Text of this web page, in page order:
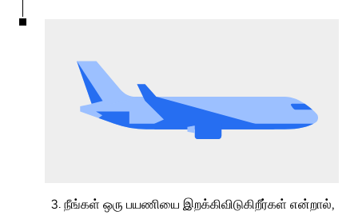
3. நீங்கள் ஒரு பயணியை இறக்கிவிடுகிறீர்கள் என்றால்,